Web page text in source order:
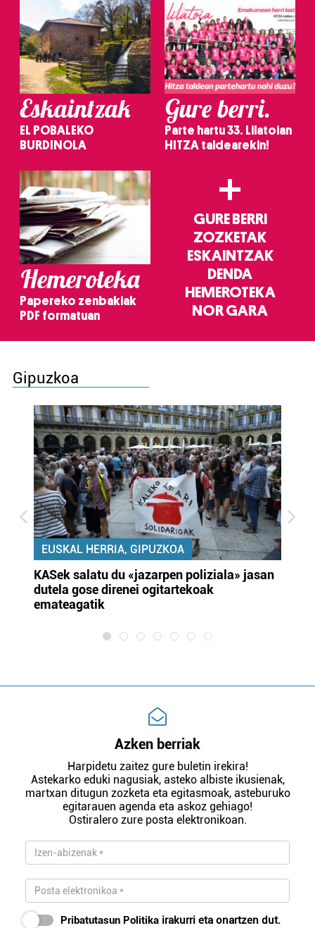
Eskaintzak
EL POBALEKO
BURDINOLA
Gure berri.
Parte hartu 33. Lilatoian
HITZA taldearekin!
Hemeroteka
Papereko zenbakiak
PDF formatuan
+
GURE BERRI
ZOZKETAK
ESKAINTZAK
DENDA
HEMEROTEKA
NOR GARA
Gipuzkoa
EUSKAL HERRIA, GIPUZKOA
KASek salatu du «jazarpen poliziala» jasan
dutela gose direnei ogitartekoak
emateagatik
Azken berriak
Harpidetu zaitez gure buletin irekira!
Astekarko eduki nagusiak, asteko albiste ikusienak,
martxan ditugun zozketa eta egitasmoak, asteburuko
egitarauen agenda eta askoz gehiago!
Ostiralero zure posta elektronikoan.
Pribatutasun Politika irakurri eta onartzen dut.